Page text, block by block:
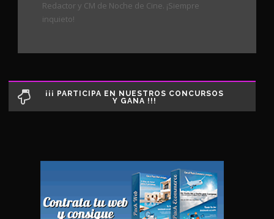
Redactor y CM de Noche de Cine. ¡Siempre
inquieto!
¡¡¡ PARTICIPA EN NUESTROS CONCURSOS
Y GANA !!!